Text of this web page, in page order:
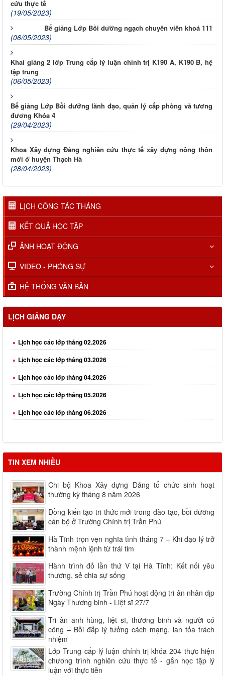
cứu thực tế
(19/05/2023)
Bế giảng Lớp Bồi dưỡng ngạch chuyên viên khoá 111
(06/05/2023)
Khai giảng 2 lớp Trung cấp lý luận chính trị K190 A, K190 B, hệ
tập trung
(06/05/2023)
Bế giảng Lớp Bồi dưỡng lãnh đạo, quản lý cấp phòng và tương
đương Khóa 4
(29/04/2023)
Khoa Xây dựng Đảng nghiên cứu thực tế xây dựng nông thôn
mới ở huyện Thạch Hà
(28/04/2023)
LỊCH CÔNG TÁC THÁNG
KẾT QUẢ HỌC TẬP
ẢNH HOẠT ĐỘNG
VIDEO - PHÓNG SỰ
HỆ THỐNG VĂN BẢN
LỊCH GIẢNG DẠY
Lịch học các lớp tháng 01.2026
Lịch học các lớp tháng 02.2026
Lịch học các lớp tháng 03.2026
Lịch học các lớp tháng 04.2026
Lịch học các lớp tháng 05.2026
Lịch học các lớp tháng 06.2026
TIN XEM NHIỀU
Chi bộ Khoa Xây dựng Đảng tổ chức sinh hoạt
thường kỳ tháng 8 năm 2026
Đồng kiến tạo tri thức mới trong đào tạo, bồi dưỡng
cán bộ ở Trường Chính trị Trần Phú
Hà Tĩnh trọn vẹn nghĩa tình tháng 7 – Khi đạo lý trở
thành mệnh lệnh từ trái tim
Hành trình đỏ lần thứ V tại Hà Tĩnh: Kết nối yêu
thương, sẻ chia sự sống
Trường Chính trị Trần Phú hoạt động tri ân nhân dịp
Ngày Thương binh - Liệt sĩ 27/7
Tri ân anh hùng, liệt sĩ, thương binh và người có
công – Bồi đắp lý tưởng cách mạng, lan tỏa trách
nhiệm
Lớp Trung cấp lý luận chính trị khóa 204 thực hiện
chương trình nghiên cứu thực tế - gắn học tập lý
luận với thực tiễn